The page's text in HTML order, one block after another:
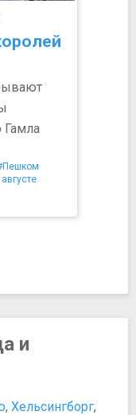
Гамла
и
, Хельсингборг,